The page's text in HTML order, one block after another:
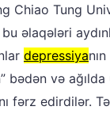
Chiao Tung
əlaqələri
depressiya
bədən və
fərz edirdilər.